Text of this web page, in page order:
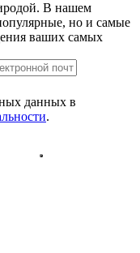
В нашем
но и самые
ваших самых
данных в
.